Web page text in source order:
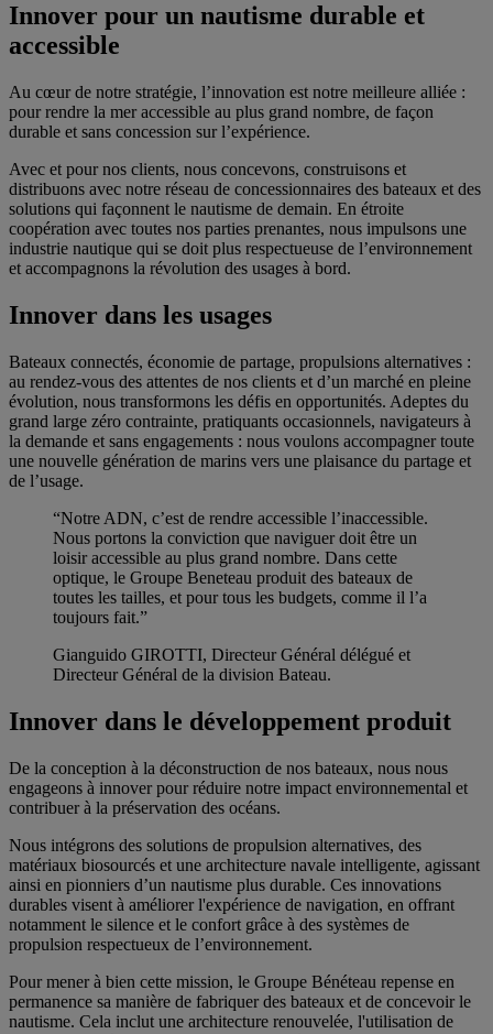
Innover pour un nautisme durable et
accessible
Au cœur de notre stratégie, l’innovation est notre meilleure alliée :
pour rendre la mer accessible au plus grand nombre, de façon
durable et sans concession sur l’expérience.
Avec et pour nos clients, nous concevons, construisons et
distribuons avec notre réseau de concessionnaires des bateaux et des
solutions qui façonnent le nautisme de demain. En étroite
coopération avec toutes nos parties prenantes, nous impulsons une
industrie nautique qui se doit plus respectueuse de l’environnement
et accompagnons la révolution des usages à bord.
Innover dans les usages
Bateaux connectés, économie de partage, propulsions alternatives :
au rendez-vous des attentes de nos clients et d’un marché en pleine
évolution, nous transformons les défis en opportunités. Adeptes du
grand large zéro contrainte, pratiquants occasionnels, navigateurs à
la demande et sans engagements : nous voulons accompagner toute
une nouvelle génération de marins vers une plaisance du partage et
de l’usage.
“Notre ADN, c’est de rendre accessible l’inaccessible.
Nous portons la conviction que naviguer doit être un
loisir accessible au plus grand nombre. Dans cette
optique, le Groupe Beneteau produit des bateaux de
toutes les tailles, et pour tous les budgets, comme il l’a
toujours fait.”
Gianguido GIROTTI, Directeur Général délégué et
Directeur Général de la division Bateau.
Innover dans le développement produit
De la conception à la déconstruction de nos bateaux, nous nous
engageons à innover pour réduire notre impact environnemental et
contribuer à la préservation des océans.
Nous intégrons des solutions de propulsion alternatives, des
matériaux biosourcés et une architecture navale intelligente, agissant
ainsi en pionniers d’un nautisme plus durable. Ces innovations
durables visent à améliorer l'expérience de navigation, en offrant
notamment le silence et le confort grâce à des systèmes de
propulsion respectueux de l’environnement.
Pour mener à bien cette mission, le Groupe Bénéteau repense en
permanence sa manière de fabriquer des bateaux et de concevoir le
nautisme. Cela inclut une architecture renouvelée, l'utilisation de